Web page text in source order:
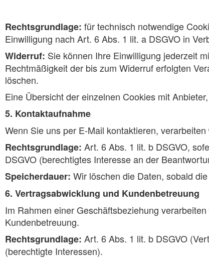
Rechtsgrundlage: für technisch notwendige
Einwilligung nach Art. 6 Abs. 1 lit. a DSGVO in
Widerruf: Sie können Ihre Einwilligung jederzeit
Rechtmäßigkeit der bis zum Widerruf erfolgten
löschen.
Eine Übersicht der einzelnen Cookies mit
5. Kontaktaufnahme
Wenn Sie uns per E-Mail kontaktieren,
Rechtsgrundlage: Art. 6 Abs. 1 lit. b DSGVO,
DSGVO (berechtigtes Interesse an der
Speicherdauer: Wir löschen die Daten, sobald
6. Vertragsabwicklung und Kundenbetreuung
Im Rahmen einer Geschäftsbeziehung
Kundenbetreuung.
Rechtsgrundlage: Art. 6 Abs. 1 lit. b DSGVO
(berechtigte Interessen).